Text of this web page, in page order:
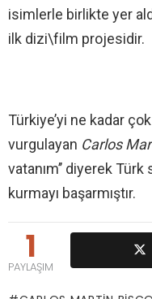
isimlerle birlikte yer
ilk dizi\film projesidir.
Türkiye’yi ne kadar
vurgulayan Carlos
vatanım’’ diyerek
kurmayı başarmıştır.
1
PAYLAŞIM